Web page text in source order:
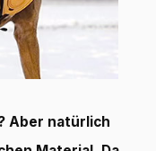
Aber natürlich